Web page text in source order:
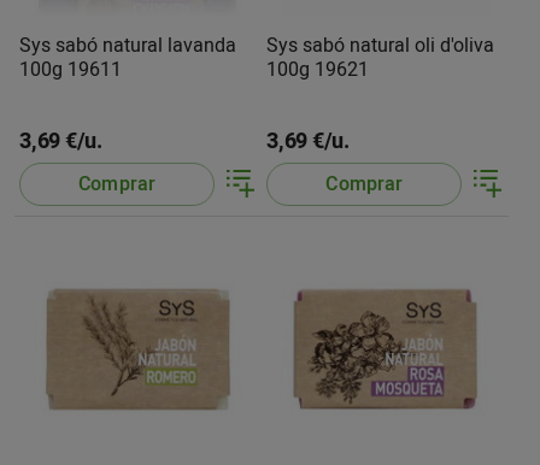
Sys sabó natural lavanda
100g 19611
3,69 €/u.
Comprar
Sys sabó natural oli d'oliva
100g 19621
3,69 €/u.
Comprar